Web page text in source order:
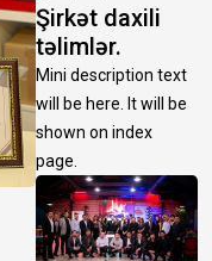
Şirkət daxili
təlimlər.
Mini description text
will be here. It will be
shown on index
page.